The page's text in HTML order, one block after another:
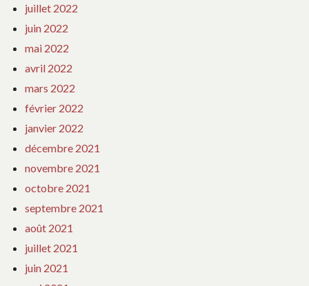
juillet 2022
juin 2022
mai 2022
avril 2022
mars 2022
février 2022
janvier 2022
décembre 2021
novembre 2021
octobre 2021
septembre 2021
août 2021
juillet 2021
juin 2021